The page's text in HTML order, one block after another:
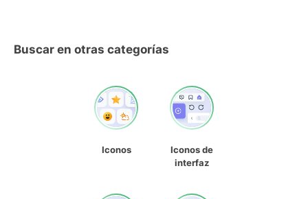
Buscar en otras categorías
Iconos
Iconos de
interfaz